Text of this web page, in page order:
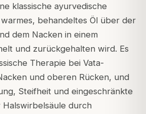
klassische ayurvedische
behandeltes Öl über der
dem Nacken in einem
und zurückgehalten wird. Es
Therapie bei Vata-
und oberen Rücken, und
Steifheit und eingeschränkte
durch